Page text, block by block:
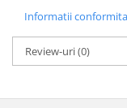
Informatii
Review-uri(0)